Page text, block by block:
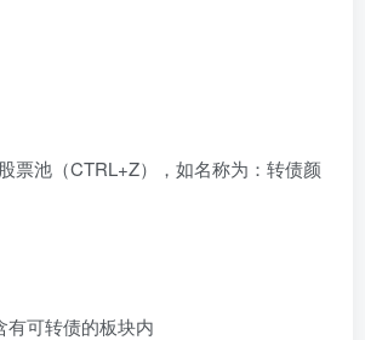
票池（CTRL+Z），如名称为：转债颜
有可转债的板块内